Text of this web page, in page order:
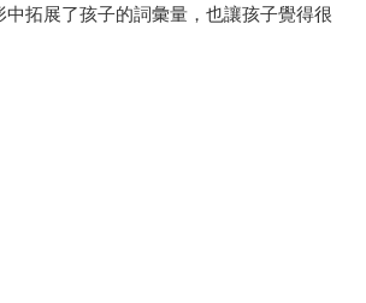
拓展了孩子的詞彙量，也讓孩子覺得很